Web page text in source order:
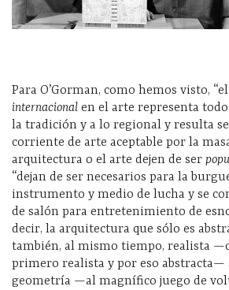
Para O’Gorman, como hemos visto,
internacional en el arte representa
la tradición y a lo regional y resulta
corriente de arte aceptable por la
arquitectura o el arte dejen de ser
“dejan de ser necesarios para la
instrumento y medio de lucha y se
de salón para entretenimiento de
decir, la arquitectura que sólo es
también, al mismo tiempo, realista
primero realista y por eso abstracta—
geometría —al magnífico juego de